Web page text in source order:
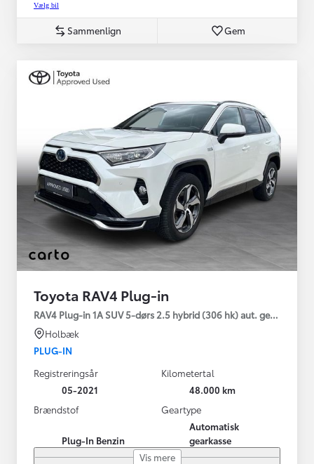
Vælg bil
Sammenlign Gem
Toyota RAV4 Plug-in
RAV4 Plug-in 1A SUV 5-dørs 2.5 hybrid (306 hk) aut. gear AWD-i
Holbæk
PLUG-IN
Registreringsår
05-2021
Kilometertal
48.000 km
Brændstof
Plug-In Benzin
Geartype
Automatisk
gearkasse
Vis mere